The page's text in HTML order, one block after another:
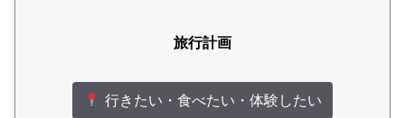
旅行計画
行きたい・食べたい・体験したい